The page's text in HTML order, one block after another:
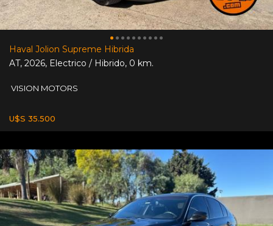
Haval Jolion Supreme Hibrida
AT, 2026, Electrico / Hibrido, 0 km.
VISION MOTORS
U$S 35.500